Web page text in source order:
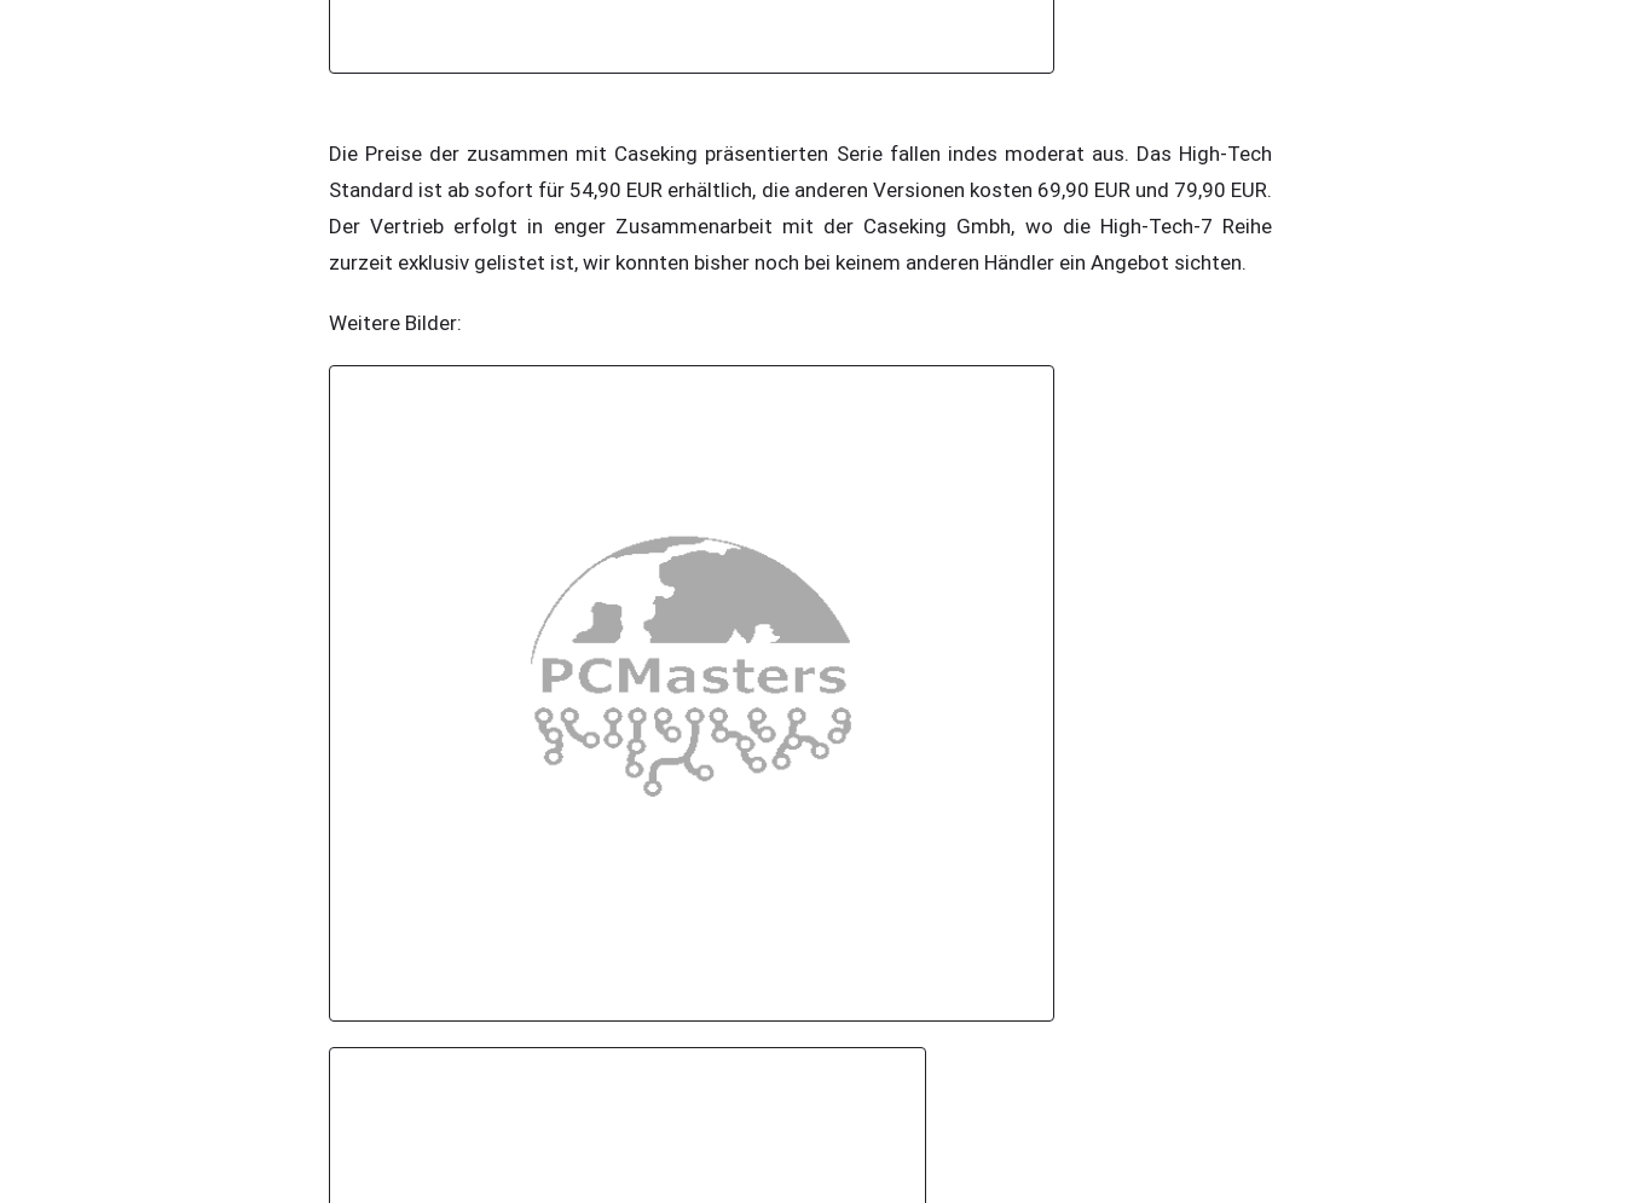
Die Preise der zusammen mit Caseking präsentierten Serie fallen indes moderat aus. Das High-Tech
Standard ist ab sofort für 54,90 EUR erhältlich, die anderen Versionen kosten 69,90 EUR und 79,90 EUR.
Der Vertrieb erfolgt in enger Zusammenarbeit mit der Caseking Gmbh, wo die High-Tech-7 Reihe
zurzeit exklusiv gelistet ist, wir konnten bisher noch bei keinem anderen Händler ein Angebot sichten.
Weitere Bilder: